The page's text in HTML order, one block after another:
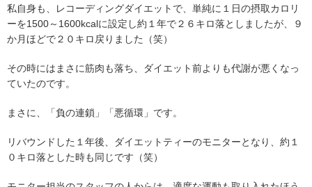
私自身も、レコーディングダイエットで、単純に１日の摂取カロリ
ーを1500～1600kcalに設定し約１年で２６キロ落としましたが、９
か月ほどで２０キロ戻りました（笑）
その時にはまさに筋肉も落ち、ダイエット前よりも代謝が悪くなっ
ていたのです。
まさに、「負の連鎖」「悪循環」です。
リバウンドした１年後、ダイエットティーのモニターとなり、約１
０キロ落とした時も同じです（笑）